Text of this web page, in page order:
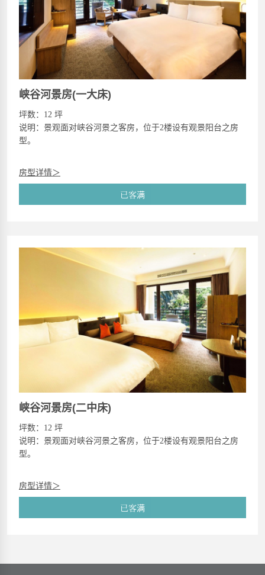
峡谷河景房(一大床)
坪数：12 坪
说明：景观面对峡谷河景之客房，位于2楼设有观景阳台之房
型。
房型详情＞
已客满
峡谷河景房(二中床)
坪数：12 坪
说明：景观面对峡谷河景之客房，位于2楼设有观景阳台之房
型。
房型详情＞
已客满